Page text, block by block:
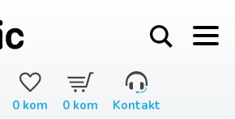
0 kom 0 kom Kontakt